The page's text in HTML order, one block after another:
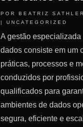
PORBEATRIZ SATHLER
|UNCATEGORIZED
A gestão
dados consiste em um
práticas, processos e
conduzidos por
qualificados para
ambientes de dados
segura, eficiente e